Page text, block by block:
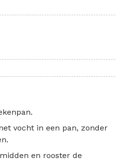
vocht in een pan, zonder
en rooster de